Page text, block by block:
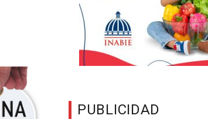
PUBLICIDAD